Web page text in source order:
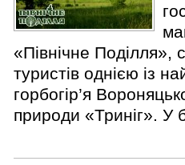
«Північне Поділля»,
туристів однією із
горбогір’я
природи «Триніг». У